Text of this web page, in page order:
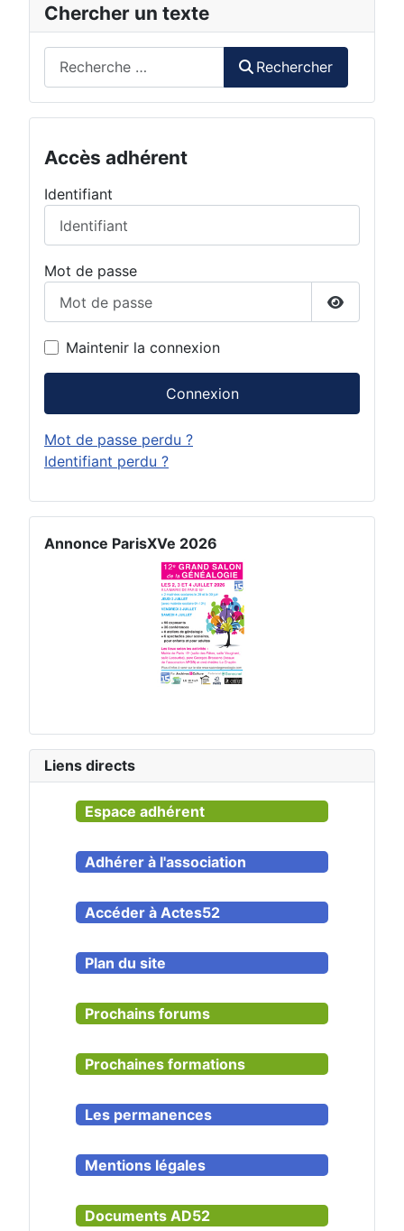
Chercher un texte
Rechercher
Accès adhérent
Identifiant
Mot de passe
Afficher
Maintenir la connexion
Connexion
Mot de passe perdu ?
Identifiant perdu ?
Annonce ParisXVe 2026
Liens directs
Espace adhérent
Adhérer à l'association
Accéder à Actes52
Plan du site
Prochains forums
Prochaines formations
Les permanences
Mentions légales
Documents AD52